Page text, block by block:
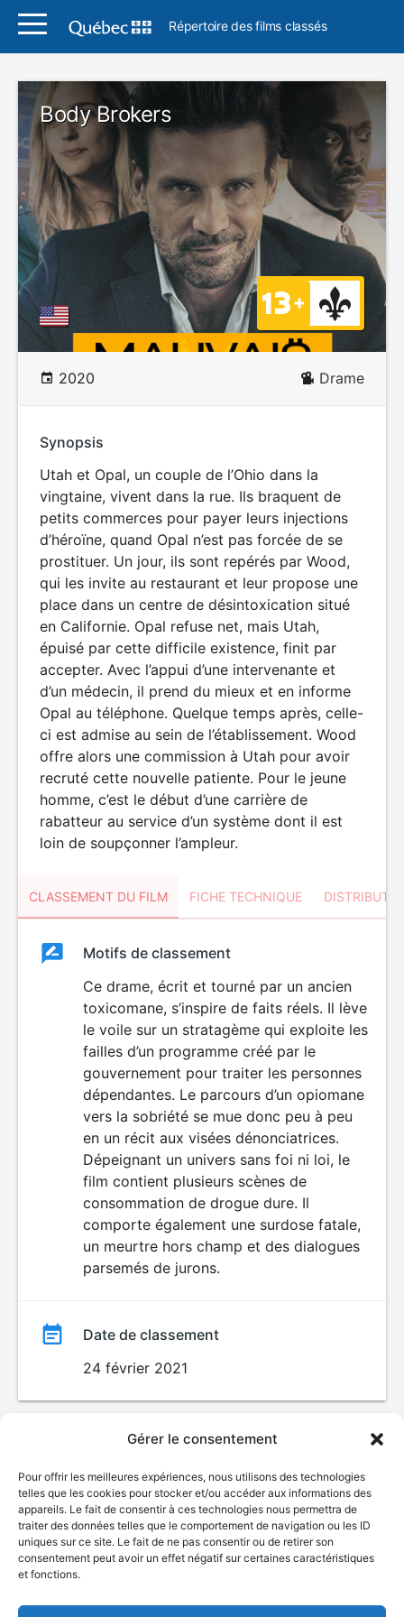
Gérer le consentement
Pour offrir les meilleures expériences, nous utilisons des technologies
telles que les cookies pour stocker et/ou accéder aux informations des
appareils. Le fait de consentir à ces technologies nous permettra de
traiter des données telles que le comportement de navigation ou les ID
uniques sur ce site. Le fait de ne pas consentir ou de retirer son
consentement peut avoir un effet négatif sur certaines caractéristiques
et fonctions.
Répertoire des films classés
Body Brokers
2020 Drame
Synopsis
Utah et Opal, un couple de l’Ohio dans la
vingtaine, vivent dans la rue. Ils braquent de
petits commerces pour payer leurs injections
d’héroïne, quand Opal n’est pas forcée de se
prostituer. Un jour, ils sont repérés par Wood,
qui les invite au restaurant et leur propose une
place dans un centre de désintoxication situé
en Californie. Opal refuse net, mais Utah,
épuisé par cette difficile existence, finit par
accepter. Avec l’appui d’une intervenante et
d’un médecin, il prend du mieux et en informe
Opal au téléphone. Quelque temps après, celle-
ci est admise au sein de l’établissement. Wood
offre alors une commission à Utah pour avoir
recruté cette nouvelle patiente. Pour le jeune
homme, c’est le début d’une carrière de
rabatteur au service d’un système dont il est
loin de soupçonner l’ampleur.
CLASSEMENT DU FILM FICHE TECHNIQUE
ClassementClassement
Motifs de classement
Ce drame, écrit et tourné par un ancien
toxicomane, s’inspire de faits réels. Il lève
le voile sur un stratagème qui exploite les
failles d’un programme créé par le
gouvernement pour traiter les personnes
dépendantes. Le parcours d’un opiomane
vers la sobriété se mue donc peu à peu
en un récit aux visées dénonciatrices.
Dépeignant un univers sans foi ni loi, le
film contient plusieurs scènes de
consommation de drogue dure. Il
comporte également une surdose fatale,
un meurtre hors champ et des dialogues
parsemés de jurons.
Date de classement
24 février 2021
© Gouvernement du Québec, 2026
Plan du site